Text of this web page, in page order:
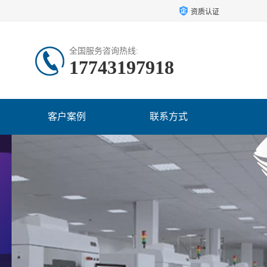
资质认证
全国服务咨询热线:
17743197918
客户案例 联系方式